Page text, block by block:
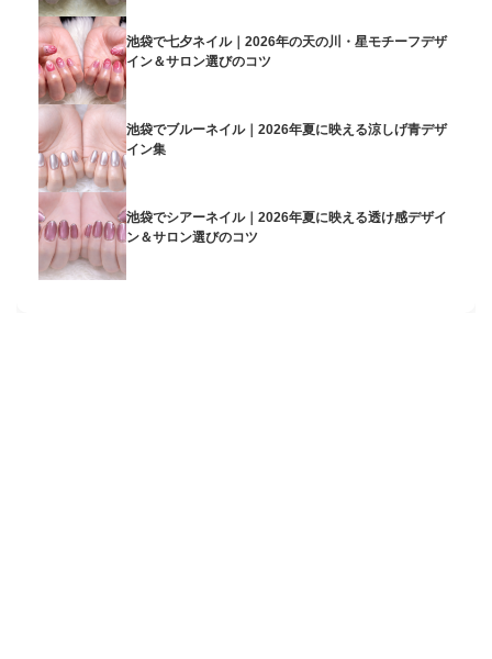
池袋で七夕ネイル｜2026年の天の川・星モチーフデザ
イン＆サロン選びのコツ
池袋でブルーネイル｜2026年夏に映える涼しげ青デザ
イン集
池袋でシアーネイル｜2026年夏に映える透け感デザイ
ン＆サロン選びのコツ